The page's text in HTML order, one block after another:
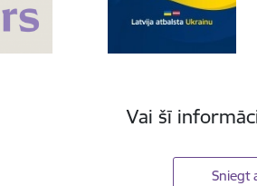
Vai šī
Sniegt